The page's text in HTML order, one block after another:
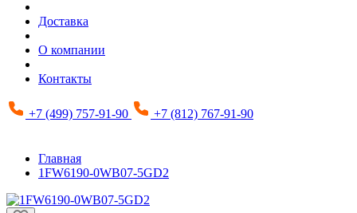
Доставка
О компании
Контакты
+7 (499) 757-91-90 +7 (812) 767-91-90
Главная
1FW6190-0WB07-5GD2